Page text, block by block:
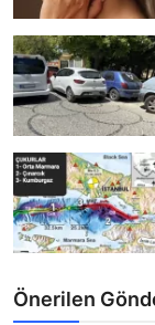
Önerilen